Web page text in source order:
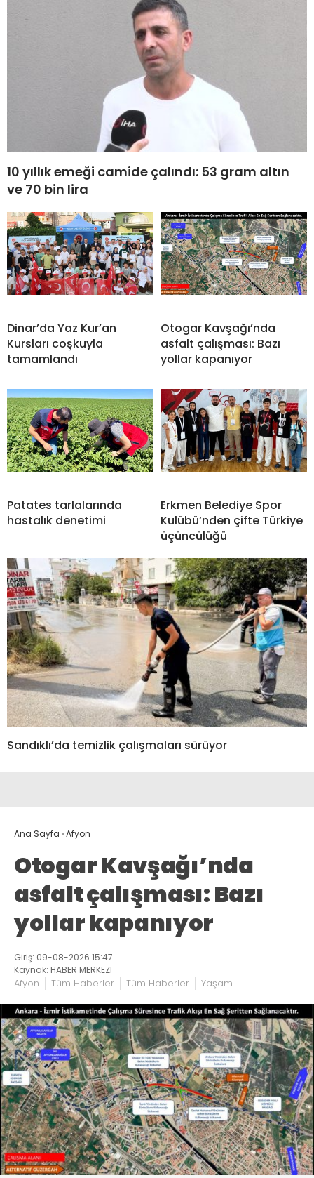
10 yıllık emeği camide çalındı: 53 gram altın
ve 70 bin lira
Dinar’da Yaz Kur’an
Kursları coşkuyla
tamamlandı
Otogar Kavşağı’nda
asfalt çalışması: Bazı
yollar kapanıyor
Patates tarlalarında
hastalık denetimi
Erkmen Belediye Spor
Kulübü’nden çifte Türkiye
üçüncülüğü
Sandıklı’da temizlik çalışmaları sürüyor
Ana Sayfa ›Afyon
Otogar Kavşağı’nda
asfalt çalışması: Bazı
yollar kapanıyor
Giriş: 09-08-2026 15:47
Kaynak: HABER MERKEZI
Afyon Tüm Haberler Tüm Haberler Yaşam